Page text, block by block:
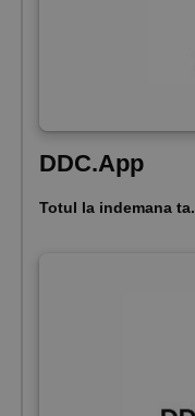
DDC.App
Totul la indemana ta.